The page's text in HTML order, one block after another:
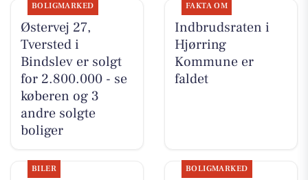
BOLIGMARKED
Østervej 27,
Tversted i
Bindslev er solgt
for 2.800.000 - se
køberen og 3
andre solgte
boliger
FAKTA OM
Indbrudsraten i
Hjørring
Kommune er
faldet
BILER BOLIGMARKED